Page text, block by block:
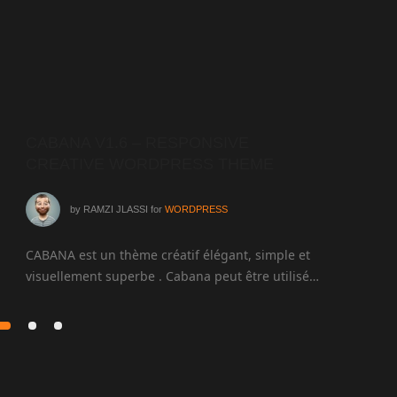
by RAMZI JLASSI for WORDPRESS
CABANA est un thème créatif élégant, simple et
visuellement superbe . Cabana peut être utilisé…